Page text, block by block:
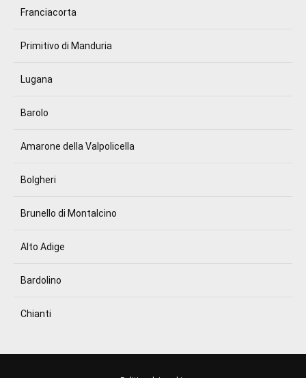
Franciacorta
Primitivo di Manduria
Lugana
Barolo
Amarone della Valpolicella
Bolgheri
Brunello di Montalcino
Alto Adige
Bardolino
Chianti